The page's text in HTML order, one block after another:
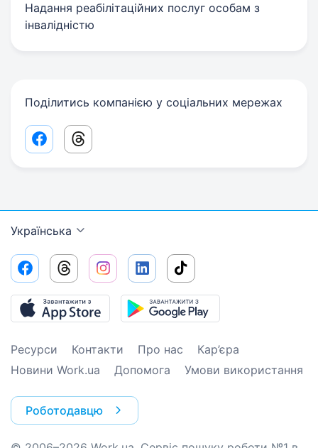
Надання реабілітаційних послуг особам з
інвалідністю
Поділитись компанією у соціальних мережах
Facebook share link
Threads share link
Українська
Ресурси Контакти Про нас
Кар’єра
Новини Work.ua
Допомога Умови використання
Роботодавцю